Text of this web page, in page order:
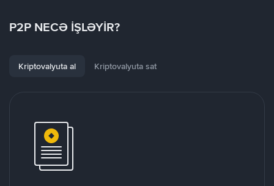
P2P NECƏ İŞLƏYİR?
Kriptovalyuta al Kriptovalyuta sat